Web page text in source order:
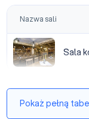
Nazwa sali
Sala konferencyjna
Sala
Pokaż pełną